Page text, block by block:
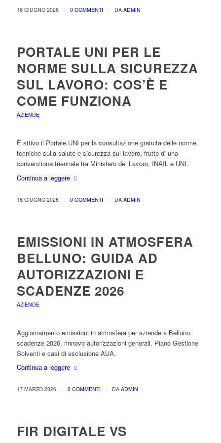
16 GIUGNO 2026 / 0 COMMENTI / DA ADMIN
PORTALE UNI PER LE
NORME SULLA SICUREZZA
SUL LAVORO: COS’È E
COME FUNZIONA
AZIENDE
È attivo il Portale UNI per la consultazione gratuita delle norme
tecniche sulla salute e sicurezza sul lavoro, frutto di una
convenzione triennale tra Ministero del Lavoro, INAIL e UNI.
Continua a leggere
16 GIUGNO 2026 / 0 COMMENTI / DA ADMIN
EMISSIONI IN ATMOSFERA
BELLUNO: GUIDA AD
AUTORIZZAZIONI E
SCADENZE 2026
AZIENDE
Aggiornamento emissioni in atmosfera per aziende a Belluno:
scadenze 2026, rinnovo autorizzazioni generali, Piano Gestione
Solventi e casi di esclusione AUA.
Continua a leggere
17 MARZO 2026 / 0 COMMENTI / DA ADMIN
FIR DIGITALE VS